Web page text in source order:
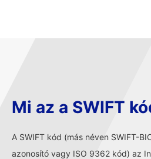
Mi az a SWIFT
A SWIFT kód (más néven SWIFT-
azonosító vagy ISO 9362 kód) az